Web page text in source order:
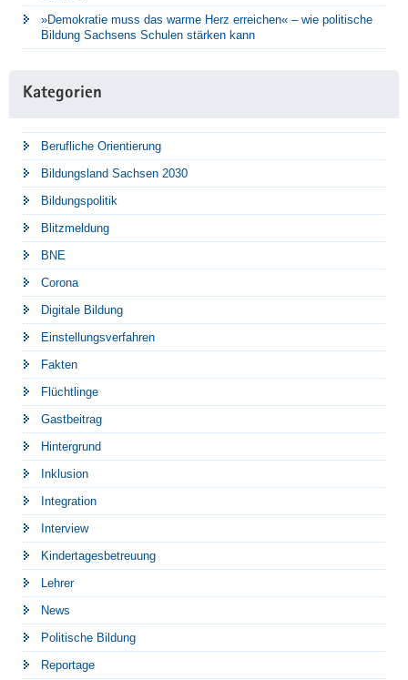
»Demokratie muss das warme Herz erreichen« – wie politische
Bildung Sachsens Schulen stärken kann
Kategorien
Berufliche Orientierung
Bildungsland Sachsen 2030
Bildungspolitik
Blitzmeldung
BNE
Corona
Digitale Bildung
Einstellungsverfahren
Fakten
Flüchtlinge
Gastbeitrag
Hintergrund
Inklusion
Integration
Interview
Kindertagesbetreuung
Lehrer
News
Politische Bildung
Reportage